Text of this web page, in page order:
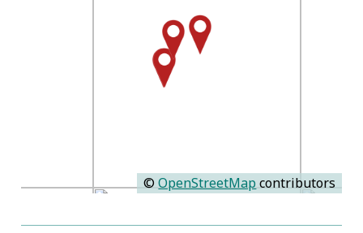
©OpenStreetMap contributors